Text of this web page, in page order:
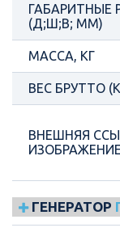
ГАБАРИТНЫЕ
(Д;Ш;В; ММ)
МАССА, КГ
ВЕС БРУТТО
ВНЕШНЯЯ
ИЗОБРАЖЕНИЕ
ГЕНЕРАТОР